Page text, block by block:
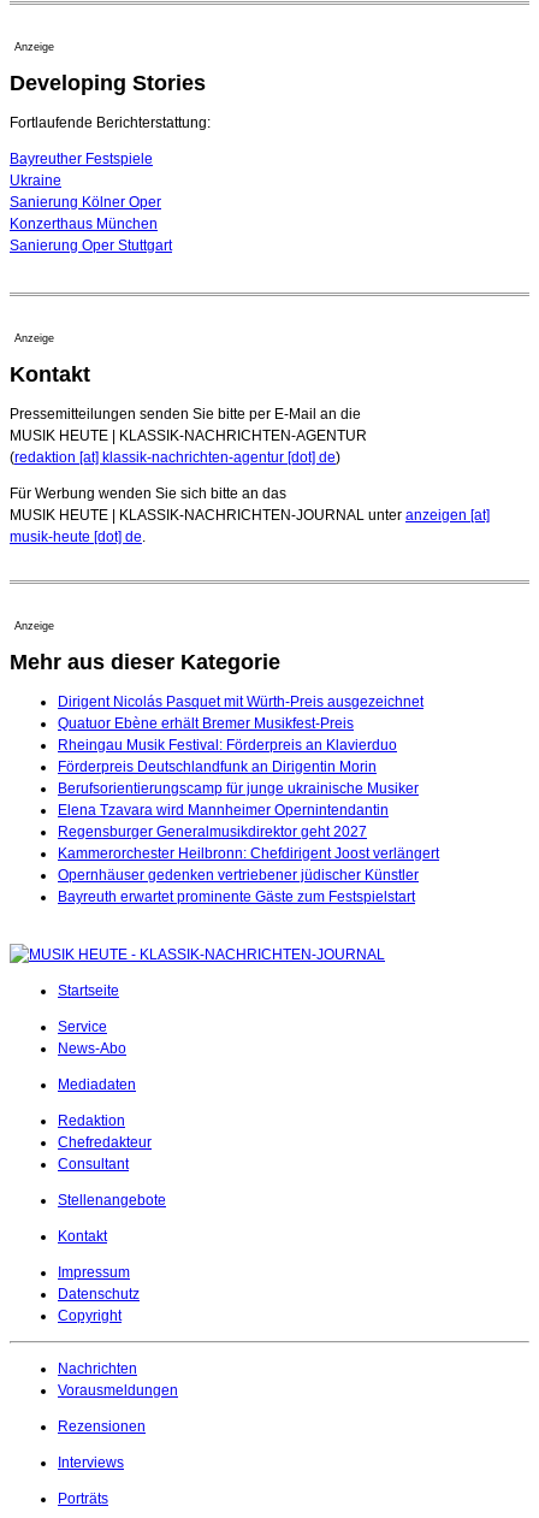
Dirigent Nicolás Pasquet mit Würth-Preis der
Jeunesses Musicales ausgezeichnet
07. August 2026 - 13:20 Uhr
Anzeige
Developing Stories
Fortlaufende Berichterstattung:
Bayreuther Festspiele
Ukraine
Sanierung Kölner Oper
Konzerthaus München
Sanierung Oper Stuttgart
Anzeige
Kontakt
Pressemitteilungen senden Sie bitte per E-Mail an die
MUSIK HEUTE | KLASSIK-NACHRICHTEN-AGENTUR
(redaktion [at] klassik-nachrichten-agentur [dot] de)
Für Werbung wenden Sie sich bitte an das
MUSIK HEUTE | KLASSIK-NACHRICHTEN-JOURNAL unter anzeigen [at]
musik-heute [dot] de
Anzeige
Mehr aus dieser Kategorie
Dirigent Nicolás Pasquet mit Würth-Preis ausgezeichnet
Quatuor Ebène erhält Bremer Musikfest-Preis
Rheingau Musik Festival: Förderpreis an Klavierduo
Förderpreis Deutschlandfunk an Dirigentin Morin
Berufsorientierungscamp für junge ukrainische Musiker
Elena Tzavara wird Mannheimer Opernintendantin
Regensburger Generalmusikdirektor geht 2027
Kammerorchester Heilbronn: Chefdirigent Joost verlängert
Opernhäuser gedenken vertriebener jüdischer Künstler
Bayreuth erwartet prominente Gäste zum Festspielstart
Startseite
Service
News-Abo
Mediadaten
Redaktion
Chefredakteur
Consultant
Stellenangebote
Kontakt
Impressum
Datenschutz
Copyright
Nachrichten
Vorausmeldungen
Rezensionen
Interviews
Porträts